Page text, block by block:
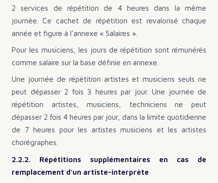
2 services de répétition de 4 heures dans la même
journée. Ce cachet de répétition est revalorisé chaque
année et figure à l’annexe « Salaires ».
Pour les musiciens, les jours de répétition sont rémunérés
comme salaire sur la base définie en annexe.
Une journée de répétition artistes et musiciens seuls ne
peut dépasser 2 fois 3 heures par jour. Une journée de
répétition artistes, musiciens, techniciens ne peut
dépasser 2 fois 4 heures par jour, dans la limite quotidienne
de 7 heures pour les artistes musiciens et les artistes
chorégraphes.
2.2.2. Répétitions supplémentaires en cas de
remplacement d’un artiste-interprète